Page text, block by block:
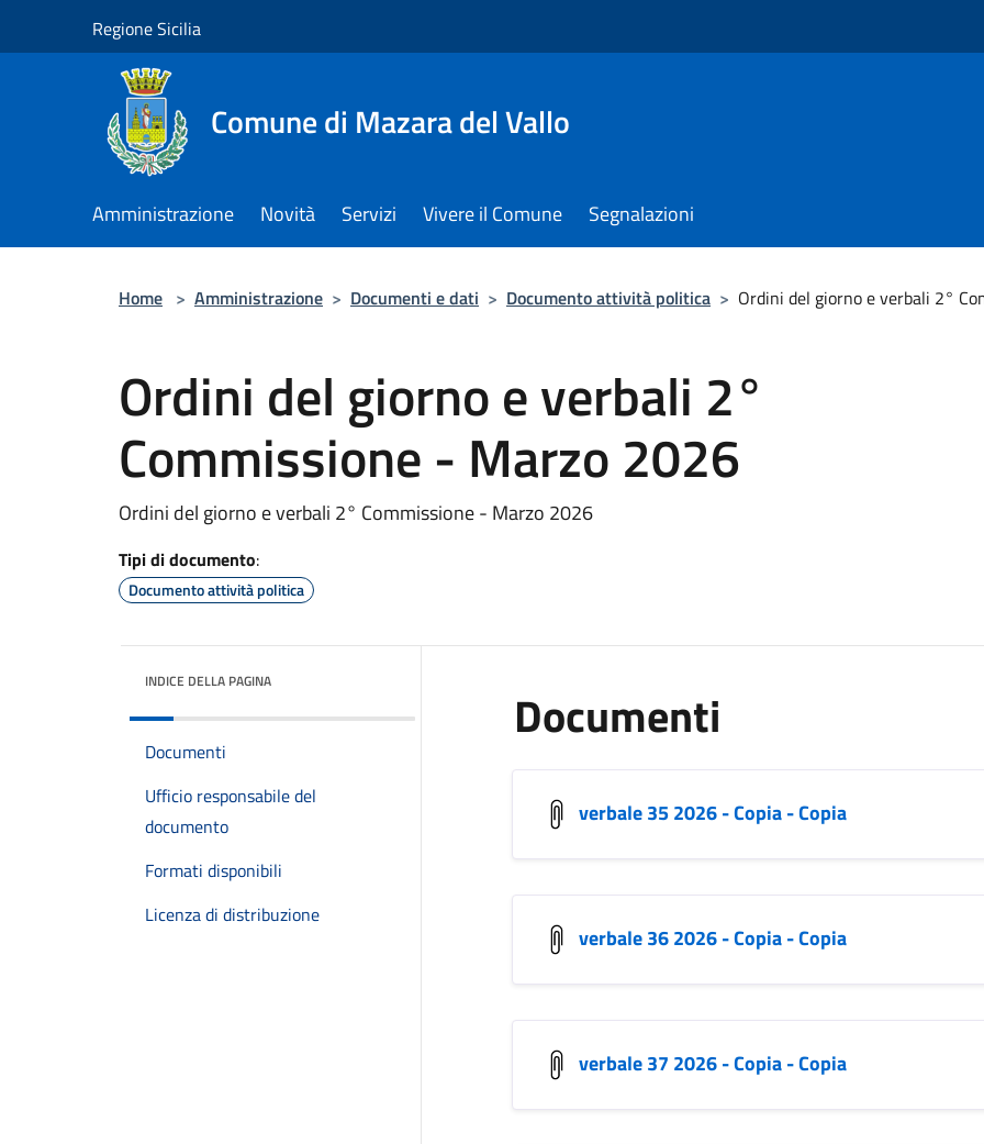
Regione Sicilia
Comune di Mazara del Vallo
Amministrazione Novità Servizi Vivere il Comune Segnalazioni
Home > Amministrazione > Documenti e dati > Documento attività politica > Ordini del giorno e verbali 2°
Ordini del giorno e verbali 2°
Commissione - Marzo 2026
Ordini del giorno e verbali 2° Commissione - Marzo 2026
Tipi di documento:
Documento attività politica
INDICE DELLA PAGINA
Documenti
Ufficio responsabile del
documento
Formati disponibili
Licenza di distribuzione
Documenti
verbale 35 2026 - Copia - Copia
verbale 36 2026 - Copia - Copia
verbale 37 2026 - Copia - Copia